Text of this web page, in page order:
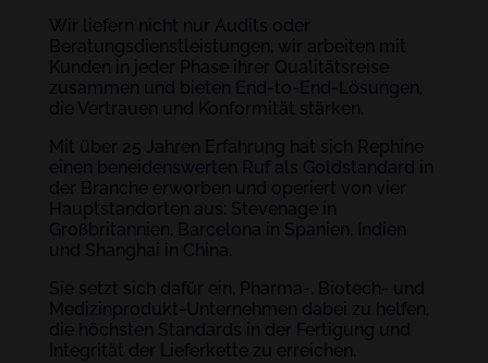
Wir liefern nicht nur Audits oder
Beratungsdienstleistungen, wir arbeiten mit
Kunden in jeder Phase ihrer Qualitätsreise
zusammen und bieten End-to-End-Lösungen,
die Vertrauen und Konformität stärken.
Mit über 25 Jahren Erfahrung hat sich Rephine
einen beneidenswerten Ruf als Goldstandard in
der Branche erworben und operiert von vier
Hauptstandorten aus: Stevenage in
Großbritannien, Barcelona in Spanien, Indien
und Shanghai in China.
Sie setzt sich dafür ein, Pharma-, Biotech- und
Medizinprodukt-Unternehmen dabei zu helfen,
die höchsten Standards in der Fertigung und
Integrität der Lieferkette zu erreichen.